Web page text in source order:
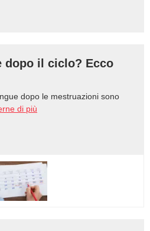
dopo il ciclo? Ecco
dopo le mestruazioni sono
di più